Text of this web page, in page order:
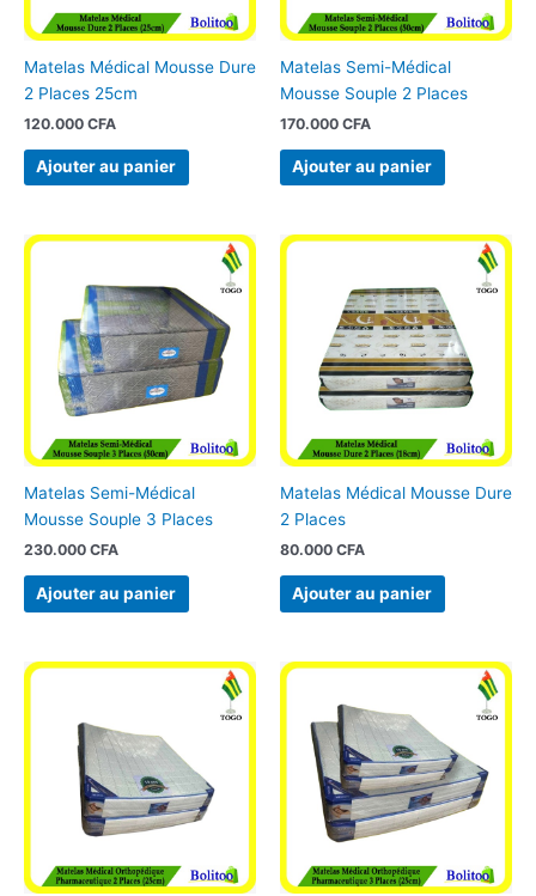
Matelas Médical Mousse Dure
2 Places 25cm
120.000 CFA
Ajouter au panier
Matelas Semi-Médical
Mousse Souple 2 Places
170.000 CFA
Ajouter au panier
Matelas Semi-Médical
Mousse Souple 3 Places
230.000 CFA
Ajouter au panier
Matelas Médical Mousse Dure
2 Places
80.000 CFA
Ajouter au panier